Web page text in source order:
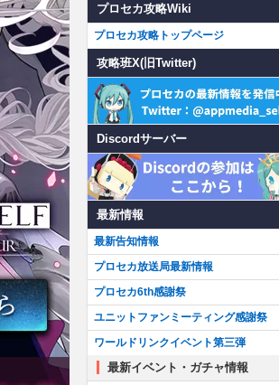
プロセカ攻略Wiki
プロセカ攻略トップページ
攻略班X(旧Twitter)
Discordサーバー
最新情報
最新告知情報
プロセカ放送局最新情報
プロセカ6th感謝祭
ユニットファンミーティング感謝祭
ワールドリンクイベント第三弾
最新イベント・ガチャ情報